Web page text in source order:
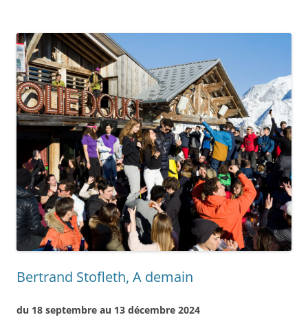
Bertrand Stofleth, A demain
du 18 septembre au 13 décembre 2024